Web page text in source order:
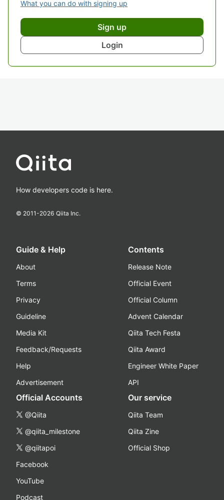
What you can do with signing up
Sign up
Login
How developers code is here.
© 2011-2026 Qiita Inc.
Guide & Help
About
Terms
Privacy
Guideline
Media Kit
Feedback/Requests
Help
Advertisement
Contents
Release Note
Official Event
Official Column
Advent Calendar
Qiita Tech Festa
Qiita Award
Engineer White Paper
API
Official Accounts
@Qiita
@qiita_milestone
@qiitapoi
Facebook
YouTube
Podcast
Our service
Qiita Team
Qiita Zine
Official Shop